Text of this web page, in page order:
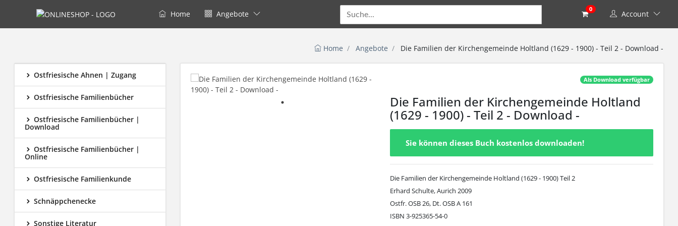
Home Angebote 0 Account
Home Angebote Die Familien der Kirchengemeinde Holtland (1629 - 1900) - Teil 2 - Download -
Ostfriesische Ahnen | Zugang
Ostfriesische Familienbücher
Ostfriesische Familienbücher |
Download
Ostfriesische Familienbücher |
Online
Ostfriesische Familienkunde
Schnäppchenecke
Sonstige Literatur
Als Download verfügbar
Die Familien der Kirchengemeinde Holtland
(1629 - 1900) - Teil 2 - Download -
Sie können dieses Buch kostenlos downloaden!
Die Familien der Kirchengemeinde Holtland (1629 - 1900) Teil 2
Erhard Schulte, Aurich 2009
Ostfr. OSB 26, Dt. OSB A 161
ISBN 3-925365-54-0